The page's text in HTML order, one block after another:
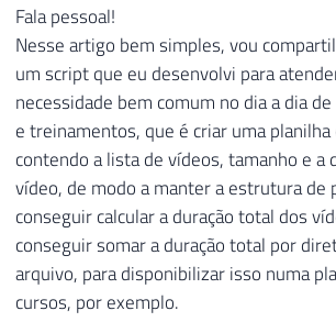
Fala pessoal!
Nesse artigo bem simples, vou
um script que eu desenvolvi para
necessidade bem comum no dia a dia
e treinamentos, que é criar uma planilha
contendo a lista de vídeos, tamanho e a
vídeo, de modo a manter a estrutura de
conseguir calcular a duração total dos
conseguir somar a duração total por
arquivo, para disponibilizar isso numa
cursos, por exemplo.